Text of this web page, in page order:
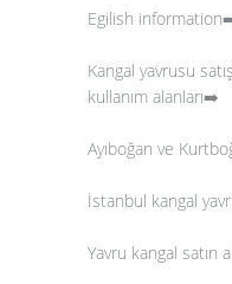
Egilish
Kangal yavrusu
kullanım alanları➡️
Ayıboğan ve
İstanbul kangal
Yavru kangal satın